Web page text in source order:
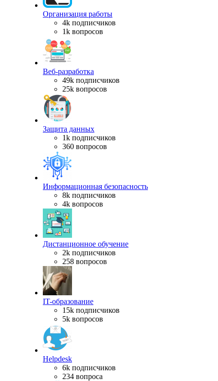
Организация работы
4k подписчиков
1k вопросов
Веб-разработка
49k подписчиков
25k вопросов
Защита данных
1k подписчиков
360 вопросов
Информационная безопасность
8k подписчиков
4k вопросов
Дистанционное обучение
2k подписчиков
258 вопросов
IT-образование
15k подписчиков
5k вопросов
Helpdesk
6k подписчиков
234 вопроса